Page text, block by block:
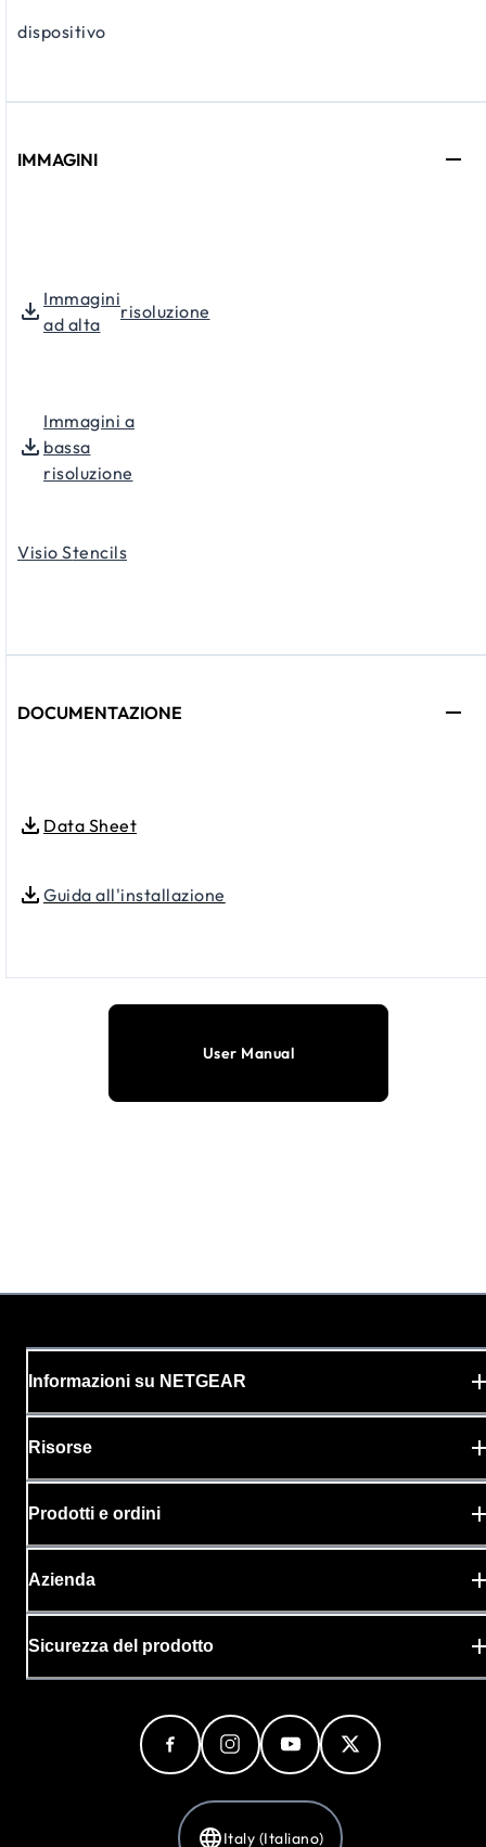
dispositivo
IMMAGINI
Immagini
ad alta
risoluzione
Immagini a
bassa
risoluzione
Visio Stencils
DOCUMENTAZIONE
Data Sheet
Guida all'installazione
User Manual
Informazioni su NETGEAR
Risorse
Prodotti e ordini
Azienda
Sicurezza del prodotto
Italy (Italiano)